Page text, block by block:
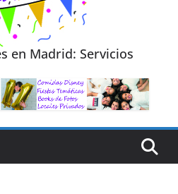
en Madrid: Servicios